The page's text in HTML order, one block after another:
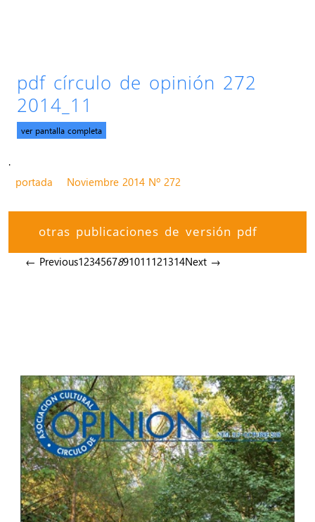
pdf círculo de opinión 272
2014_11
ver pantalla completa
.
portada
Noviembre 2014 Nº 272
otras publicaciones de versión pdf
← Previous1234567891011121314Next →